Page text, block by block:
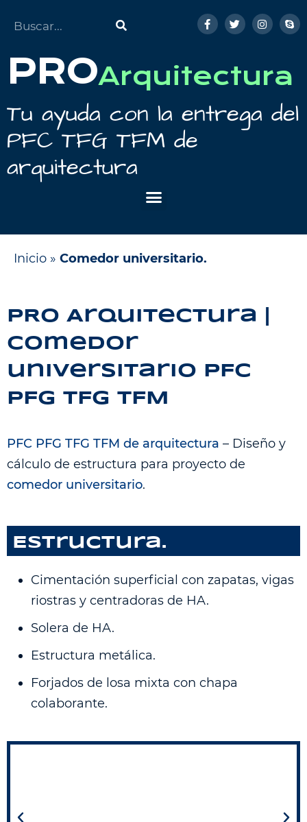
PROArquitectura
Tu ayuda con la entrega del
PFC TFG TFM de
arquitectura
Inicio » Comedor universitario.
PRO Arquitectura |
Comedor
universitario PFC
PFG TFG TFM
PFC PFG TFG TFM de arquitectura – Diseño y
cálculo de estructura para proyecto de
comedor universitario.
Estructura.
Cimentación superficial con zapatas, vigas
riostras y centradoras de HA.
Solera de HA.
Estructura metálica.
Forjados de losa mixta con chapa
colaborante.